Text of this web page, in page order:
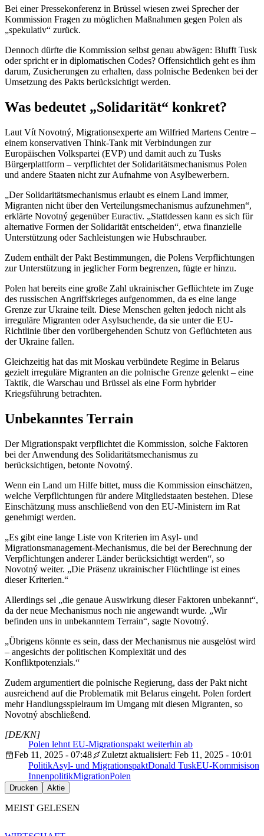
Bei einer Pressekonferenz in Brüssel wiesen zwei Sprecher der
Kommission Fragen zu möglichen Maßnahmen gegen Polen als
„spekulativ“ zurück.
Dennoch dürfte die Kommission selbst genau abwägen: Blufft Tusk
oder spricht er in diplomatischen Codes? Offensichtlich geht es ihm
darum, Zusicherungen zu erhalten, dass polnische Bedenken bei der
Umsetzung des Pakts berücksichtigt werden.
Was bedeutet „Solidarität“ konkret?
Laut Vít Novotný, Migrationsexperte am Wilfried Martens Centre –
einem konservativen Think-Tank mit Verbindungen zur
Europäischen Volkspartei (EVP) und damit auch zu Tusks
Bürgerplattform – verpflichtet der Solidaritätsmechanismus Polen
und andere Staaten nicht zur Aufnahme von Asylbewerbern.
„Der Solidaritätsmechanismus erlaubt es einem Land immer,
Migranten nicht über den Verteilungsmechanismus aufzunehmen“,
erklärte Novotný gegenüber Euractiv. „Stattdessen kann es sich für
alternative Formen der Solidarität entscheiden“, etwa finanzielle
Unterstützung oder Sachleistungen wie Hubschrauber.
Zudem enthält der Pakt Bestimmungen, die Polens Verpflichtungen
zur Unterstützung in jeglicher Form begrenzen, fügte er hinzu.
Polen hat bereits eine große Zahl ukrainischer Geflüchtete im Zuge
des russischen Angriffskrieges aufgenommen, da es eine lange
Grenze zur Ukraine teilt. Diese Menschen gelten jedoch nicht als
irreguläre Migranten oder Asylsuchende, da sie unter die EU-
Richtlinie über den vorübergehenden Schutz von Geflüchteten aus
der Ukraine fallen.
Gleichzeitig hat das mit Moskau verbündete Regime in Belarus
gezielt irreguläre Migranten an die polnische Grenze gelenkt – eine
Taktik, die Warschau und Brüssel als eine Form hybrider
Kriegsführung betrachten.
Unbekanntes Terrain
Der Migrationspakt verpflichtet die Kommission, solche Faktoren
bei der Anwendung des Solidaritätsmechanismus zu
berücksichtigen, betonte Novotný.
Wenn ein Land um Hilfe bittet, muss die Kommission einschätzen,
welche Verpflichtungen für andere Mitgliedstaaten bestehen. Diese
Einschätzung muss anschließend von den EU-Ministern im Rat
genehmigt werden.
„Es gibt eine lange Liste von Kriterien im Asyl- und
Migrationsmanagement-Mechanismus, die bei der Berechnung der
Verpflichtungen anderer Länder berücksichtigt werden“, so
Novotný weiter. „Die Präsenz ukrainischer Flüchtlinge ist eines
dieser Kriterien.“
Allerdings sei „die genaue Auswirkung dieser Faktoren unbekannt“,
da der neue Mechanismus noch nie angewandt wurde. „Wir
befinden uns in unbekanntem Terrain“, sagte Novotný.
„Übrigens könnte es sein, dass der Mechanismus nie ausgelöst wird
– angesichts der politischen Komplexität und des
Konfliktpotenzials.“
Zudem argumentiert die polnische Regierung, dass der Pakt nicht
ausreichend auf die Problematik mit Belarus eingeht. Polen fordert
mehr Handlungsspielraum im Umgang mit diesen Migranten, so
Novotný abschließend.
Polen lehnt EU-Migrationspakt weiterhin ab
[DE/KN]
Feb 11, 2025 - 07:48
Zuletzt aktualisiert: Feb 11, 2025 - 10:01
PolitikAsyl- und MigrationspaktDonald TuskEU-Kommisison
InnenpolitikMigrationPolen
Drucken Aktie
MEIST GELESEN